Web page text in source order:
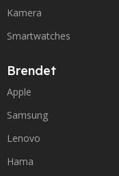
Kamera
Smartwatches
Brendet
Apple
Samsung
Lenovo
Hama